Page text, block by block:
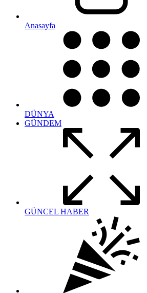
Anasayfa
DÜNYA
GÜNDEM
GÜNCEL HABER